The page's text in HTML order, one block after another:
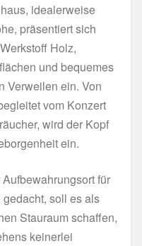
idealerweise
präsentiert sich
Holz,
und bequemes
Verweilen ein. Von
vom Konzert
wird der Kopf
ein.
für
soll es als
Stauraum schaffen,
keinerlei